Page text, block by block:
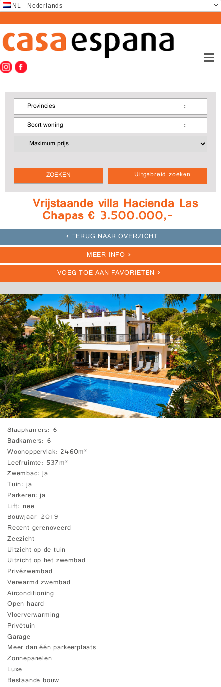
NL - Nederlands
Uitgebreid zoeken
Provincies
Soort woning
Vrijstaande villa Hacienda Las
Chapas € 3.500.000,-
TERUG NAAR OVERZICHT
MEER INFO
VOEG TOE AAN FAVORIETEN
Slaapkamers 6
Badkamers 6
Woonoppervlak 2460m²
Leefruimte 537m²
Zwembad ja
Tuin ja
Parkeren ja
Lift nee
Bouwjaar 2019
Recent gerenoveerd
Zeezicht
Uitzicht op de tuin
Uitzicht op het zwembad
Privézwembad
Verwarmd zwembad
Airconditioning
Open haard
Vloerverwarming
Privétuin
Garage
Meer dan één parkeerplaats
Zonnepanelen
Luxe
Bestaande bouw